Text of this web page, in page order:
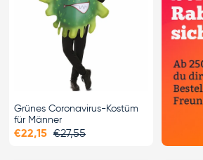
Grünes Coronavirus-Kostüm
für Männer
€22,15 €27,55